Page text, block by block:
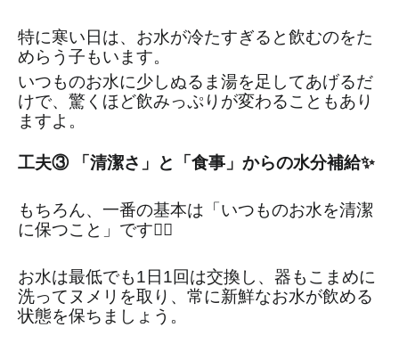
特に寒い日は、お水が冷たすぎると飲むのをた
めらう子もいます。
いつものお水に少しぬるま湯を足してあげるだ
けで、驚くほど飲みっぷりが変わることもあり
ますよ。
工夫③ 「清潔さ」と「食事」からの水分補給✨
もちろん、一番の基本は「いつものお水を清潔
に保つこと」です👍🏻
お水は最低でも1日1回は交換し、器もこまめに
洗ってヌメリを取り、常に新鮮なお水が飲める
状態を保ちましょう。